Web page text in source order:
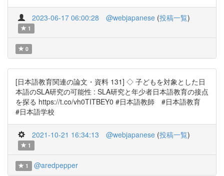
2023-06-17 06:00:28 @webjapanese (投稿一覧)
1
0
[日本語教育関連の論文・資料 131] ◇ 子どもを対象とした日
本語のSLA研究の可能性 : SLA研究と年少者日本語教育の接点
を探る https://t.co/vh0TITBEY0 #日本語教師 #日本語教育
#日本語学校
2021-10-21 16:34:13 @webjapanese (投稿一覧)
1
1 @aredpepper